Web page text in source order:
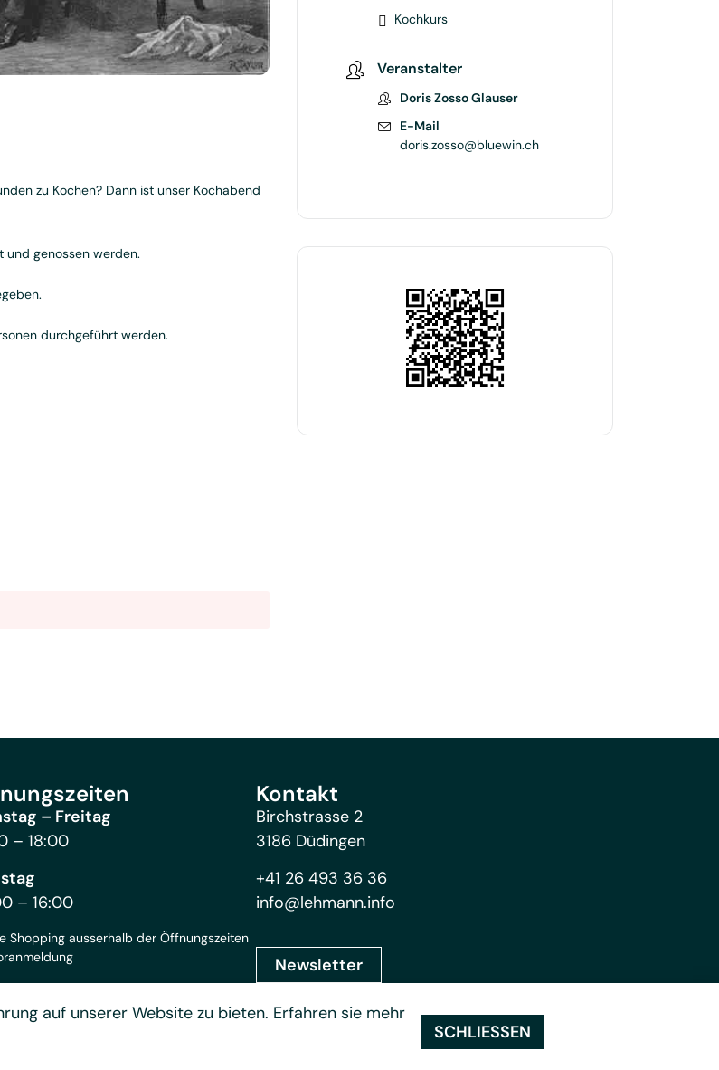
zu Kochen? Dann ist unser Kochabend
und genossen werden.
durchgeführt werden.
Kochkurs
Veranstalter
Doris Zosso Glauser
E-Mail
doris.zosso@bluewin.ch
– Freitag
– 18:00
– 16:00
Shopping ausserhalb der Öffnungszeiten
Kontakt
Birchstrasse 2
3186 Düdingen
+41 26 493 36 36
info@lehmann.info
Newsletter
Impressum FR
auf unserer Website zu bieten. Erfahren sie mehr
SCHLIESSEN